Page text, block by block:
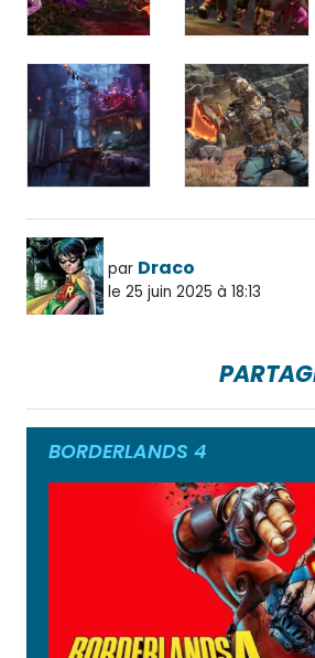
par Draco
le 25 juin 2025 à 18:13
BORDERLANDS 4